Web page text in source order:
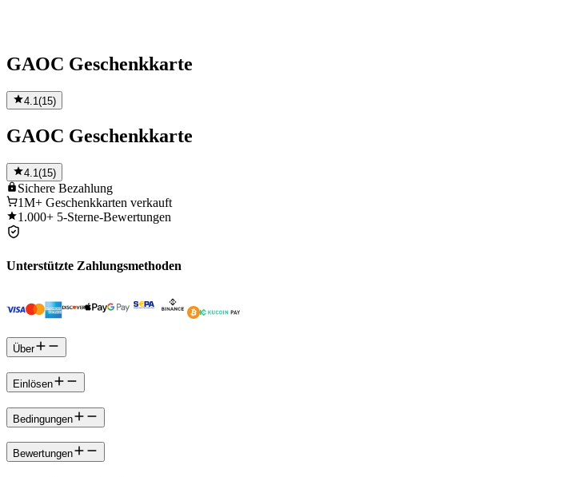
GAOC Geschenkkarte
4.1(15)
GAOC Geschenkkarte
4.1 (15)
Sichere Bezahlung
1M+ Geschenkkarten verkauft
1.000+ 5-Sterne-Bewertungen
Unterstützte Zahlungsmethoden
Über
Einlösen
Bedingungen
Bewertungen